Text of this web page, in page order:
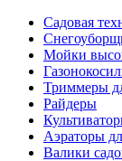
Садовая
Мойки
Триммеры
Райдеры
Аэраторы
Валики